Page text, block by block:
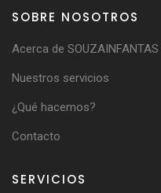
SOBRE NOSOTROS
Acerca de SOUZAINFANTAS
Nuestros servicios
¿Qué hacemos?
Contacto
SERVICIOS